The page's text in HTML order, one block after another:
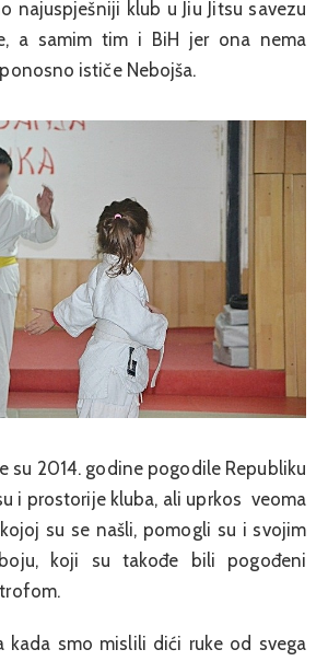
najuspješniji klub u Jiu Jitsu savezu
a samim tim i BiH jer ona nema
ističe Nebojša.
su 2014. godine pogodile Republiku
i prostorije kluba, ali uprkos veoma
su se našli, pomogli su i svojim
koji su takođe bili pogođeni
kada smo mislili dići ruke od svega